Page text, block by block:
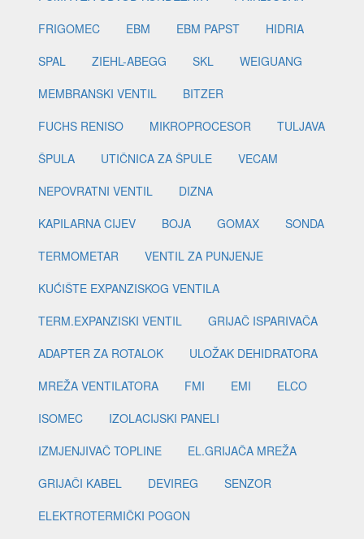
FRIGOMEC
EBM EBM PAPST
HIDRIA
SPAL
ZIEHL-ABEGG SKL
WEIGUANG
MEMBRANSKI VENTIL
BITZER
FUCHS RENISO
MIKROPROCESOR
TULJAVA
ŠPULA
UTIČNICA ZA ŠPULE
VECAM
NEPOVRATNI VENTIL
DIZNA
KAPILARNA CIJEV
BOJA GOMAX
SONDA
TERMOMETAR
VENTIL ZA PUNJENJE
KUĆIŠTE EXPANZISKOG VENTILA
TERM.EXPANZISKI VENTIL
GRIJAČ ISPARIVAČA
ADAPTER ZA ROTALOK
ULOŽAK DEHIDRATORA
MREŽA VENTILATORA
FMI EMI
ELCO
ISOMEC
IZOLACIJSKI PANELI
IZMJENJIVAČ TOPLINE
EL.GRIJAČA MREŽA
GRIJAČI KABEL
DEVIREG
SENZOR
ELEKTROTERMIČKI POGON